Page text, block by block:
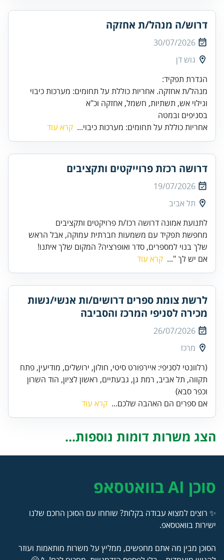
דרוש/ה מנהל/ת אחזקה
30/07/2026
גוש דן
מנהל/ת אחזקה. אחריות כוללת על תחומים: מערכות כיבוי
בסניפים ובמטה
אחריות כוללת על תחומים: מערכות כיבוי... קרא עוד
דרושה רכזת פרוייקטים ותקציבים
19/07/2026
תל אביב
לתנועת אמונה דרושה רכז/ת פרויקטים ותקציבים
מחפשת תפקיד עם משמעות חברתית עמוקה, אבל הראש
שלך בנוי למספרים, סדר ואופרציה? המקום שלך איתנו!
אם יש לך "... קרא עוד
לרשת צומת ספרים דרושים/ות אנשי/נשות
מכירה לסניפי המרכז והסביבה
26/07/2026
מרכז
(רלוונטי לסניפי: איירפורט סיטי, חולון, ירושלים, מודיעין, פתח
תקווה, תל אביב, רמת גן, גבעתיים, ראשון לציון, הוד השרון
וכפר סבא)
אם ספרים הם האהבה שלכם... קרא עוד
הצג משרות דומות נוספות...
סוכן AI בוואטסאפ
✨ רוצים למצוא עבודה בקלות? שוחחו עם הסוכן החכם שלנו
ישירות בוואטסאפ.
הסוכן מבין מה אתם מחפשים, ממליץ על משרות מותאמות ועוזר